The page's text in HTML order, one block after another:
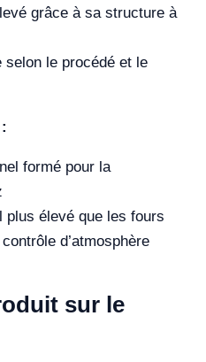
grâce à sa structure à
selon le procédé et le
formé pour la
plus élevé que les fours
d’atmosphère
sur le